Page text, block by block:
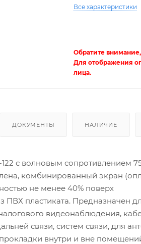
Все характеристики
Обратите
Для отображения
лица.
ДОКУМЕНТЫ НАЛИЧИЕ
с волновым сопротивлением
комбинированный экран
не менее 40% поверх
пластиката. Предназначен
видеонаблюдения,
связи, систем связи, для
внутри и вне